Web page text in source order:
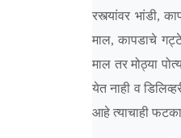
रस्त्यांवर भांडी,
माल, कापडाचे
माल तर मोठ्या
येत नाही व
आहे त्याचाही फटका